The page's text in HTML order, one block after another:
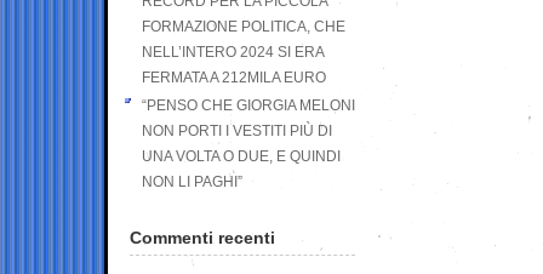
FORMAZIONE POLITICA, CHE
NELL’INTERO 2024 SI ERA
FERMATA A 212MILA EURO
“PENSO CHE GIORGIA MELONI
NON PORTI I VESTITI PIÙ DI
UNA VOLTA O DUE, E QUINDI
NON LI PAGHI”
Commenti recenti